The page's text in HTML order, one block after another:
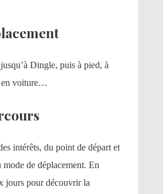
Dingle, puis à pied, à
en voiture…
intérêts, du point de départ et
mode de déplacement. En
jours pour découvrir la